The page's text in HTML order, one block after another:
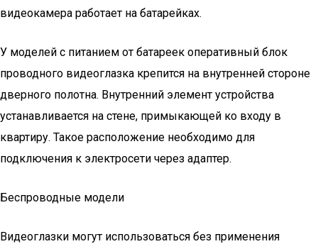
видеокамера работает на батарейках.
У моделей с питанием от батареек оперативный блок
проводного видеоглазка крепится на внутренней стороне
дверного полотна. Внутренний элемент устройства
устанавливается на стене, примыкающей ко входу в
квартиру. Такое расположение необходимо для
подключения к электросети через адаптер.
Беспроводные модели
Видеоглазки могут использоваться без применения